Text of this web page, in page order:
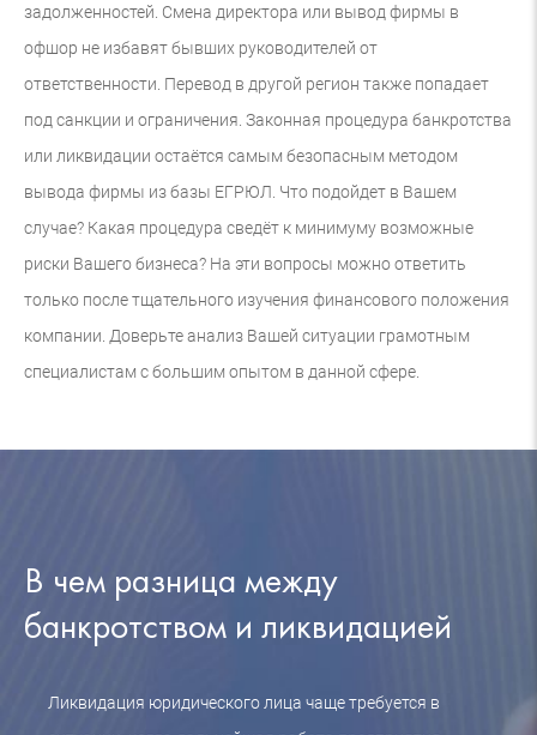
задолженностей. Смена директора или вывод фирмы в
офшор не избавят бывших руководителей от
ответственности. Перевод в другой регион также попадает
под санкции и ограничения. Законная процедура банкротства
или ликвидации остаётся самым безопасным методом
вывода фирмы из базы ЕГРЮЛ. Что подойдет в Вашем
случае? Какая процедура сведёт к минимуму возможные
риски Вашего бизнеса? На эти вопросы можно ответить
только после тщательного изучения финансового положения
компании. Доверьте анализ Вашей ситуации грамотным
специалистам с большим опытом в данной сфере.
В чем разница между
банкротством и ликвидацией
Ликвидация юридического лица чаще требуется в